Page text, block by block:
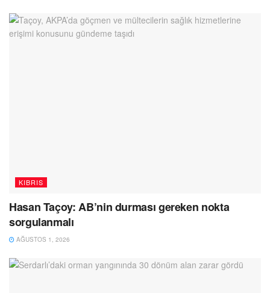
KIBRIS
Hasan Taçoy: AB’nin durması gereken nokta
sorgulanmalı
AĞUSTOS 1, 2026